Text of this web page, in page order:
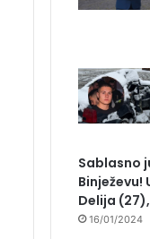
Sablasno
Binježevu!
Delija
16/01/2024